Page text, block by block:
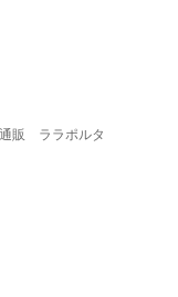
通販 ララポルタ